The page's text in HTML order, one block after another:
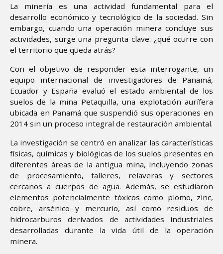
La minería es una actividad fundamental para el
desarrollo económico y tecnológico de la sociedad. Sin
embargo, cuando una operación minera concluye sus
actividades, surge una pregunta clave: ¿qué ocurre con
el territorio que queda atrás?
Con el objetivo de responder esta interrogante, un
equipo internacional de investigadores de Panamá,
Ecuador y España evaluó el estado ambiental de los
suelos de la mina Petaquilla, una explotación aurífera
ubicada en Panamá que suspendió sus operaciones en
2014 sin un proceso integral de restauración ambiental.
La investigación se centró en analizar las características
físicas, químicas y biológicas de los suelos presentes en
diferentes áreas de la antigua mina, incluyendo zonas
de procesamiento, talleres, relaveras y sectores
cercanos a cuerpos de agua. Además, se estudiaron
elementos potencialmente tóxicos como plomo, zinc,
cobre, arsénico y mercurio, así como residuos de
hidrocarburos derivados de actividades industriales
desarrolladas durante la vida útil de la operación
minera.